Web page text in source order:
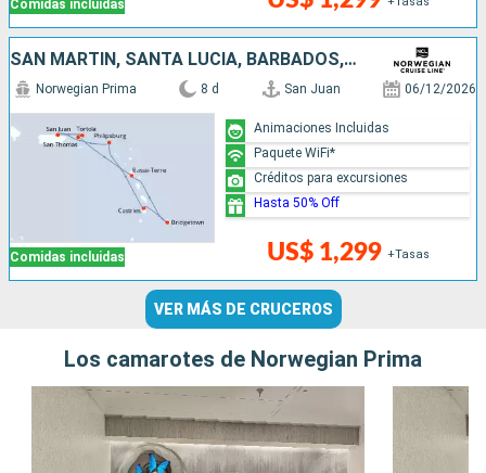
Comidas incluidas
SAN MARTÍN, SANTA LUCIA, BARBADOS, PUERTO RICO
Comidas incluidas
Norwegian Prima 8 d San Juan 06/12/2026
US$ 1,299 +Tasas
Animaciones Incluidas
Paquete WiFi*
Créditos para excursiones
Hasta 50% Off
VER MÁS DE CRUCEROS
Los camarotes de Norwegian Prima